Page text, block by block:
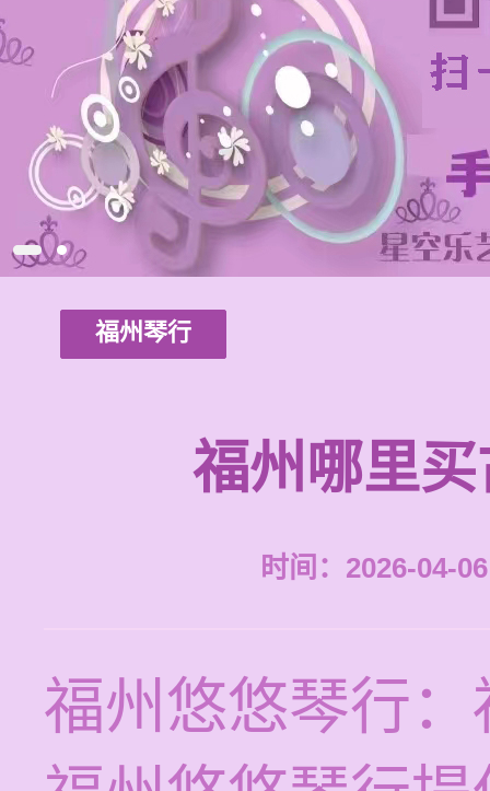
福州琴行
福州哪里
时间：2026-04-
福州悠悠琴行